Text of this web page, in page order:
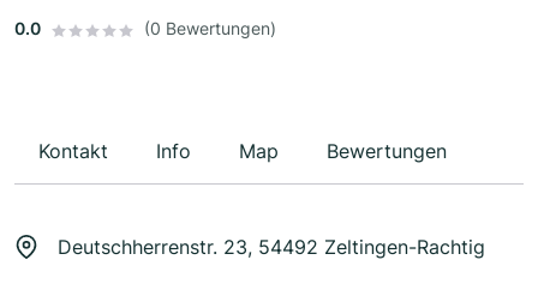
0.0 (0 Bewertungen)
Kontakt Info Map Bewertungen
Deutschherrenstr. 23, 54492 Zeltingen-Rachtig